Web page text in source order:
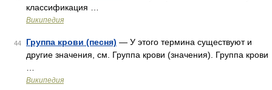
классификация …
Википедия
44 Группа крови (песня) — У этого термина существуют и
другие значения, см. Группа крови (значения). Группа крови
Википедия